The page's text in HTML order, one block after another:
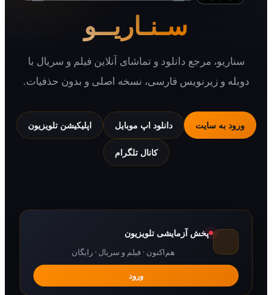
سـنـاریــو
سناریو، مرجع دانلود و تماشای آنلاین فیلم و سریال با
دوبله و زیرنویس فارسی، نسخه اصلی و بدون حذفیات.
ورود به سایت دانلود اپ موبایل اپلیکیشن تلویزیون
کانال تلگرام
پخش آزمایشی تلویزیون
هم‌اکنون · فیلم و سریال · رایگان
ورود